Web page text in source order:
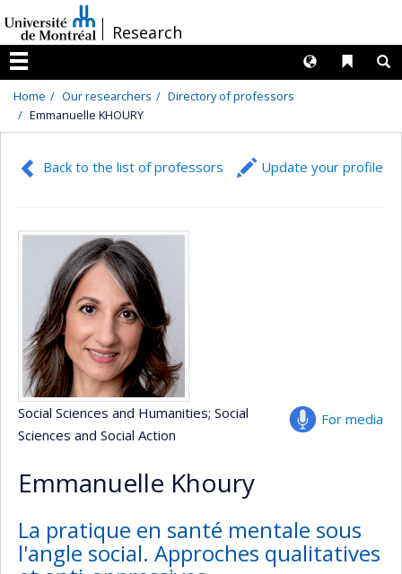
au
contenu
/Research
Menu
Liens
Langues
Home Our researchers
Directory of professors
Emmanuelle KHOURY
Back to the list of professors Update your profile
For media
Social Sciences and Humanities; Social
Sciences and Social Action
Emmanuelle Khoury
La pratique en santé mentale sous
l'angle social. Approches qualitatives